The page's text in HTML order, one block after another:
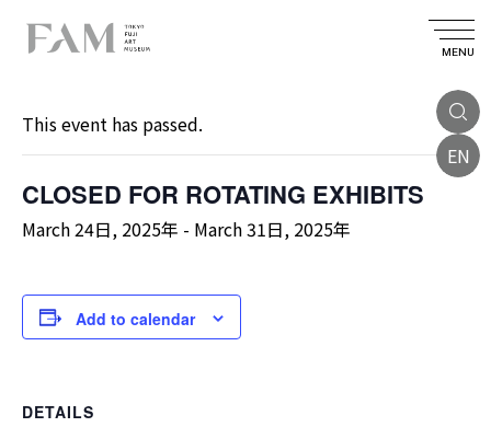
MENU
EN
« All Events
This event has passed.
CLOSED FOR ROTATING EXHIBITS
March 24日, 2025年 - March 31日, 2025年
Add to calendar
DETAILS